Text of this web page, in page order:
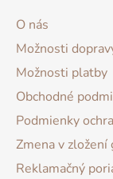
O nás
Možnosti
Možnosti platby
Obchodné
Podmienky
Zmena v
Reklamačný